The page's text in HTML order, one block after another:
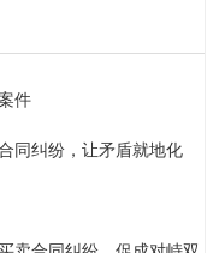
件
同纠纷，让矛盾就地化